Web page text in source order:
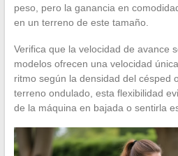
peso, pero la ganancia en
en un terreno de este tamaño.
Verifica que la velocidad de avance
modelos ofrecen una velocidad
ritmo según la densidad del césped
terreno ondulado, esta flexibilidad
de la máquina en bajada o sentirla